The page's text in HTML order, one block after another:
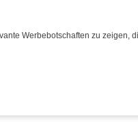
Werbebotschaften zu zeigen,